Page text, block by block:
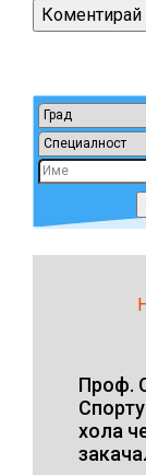
Проф.
хола